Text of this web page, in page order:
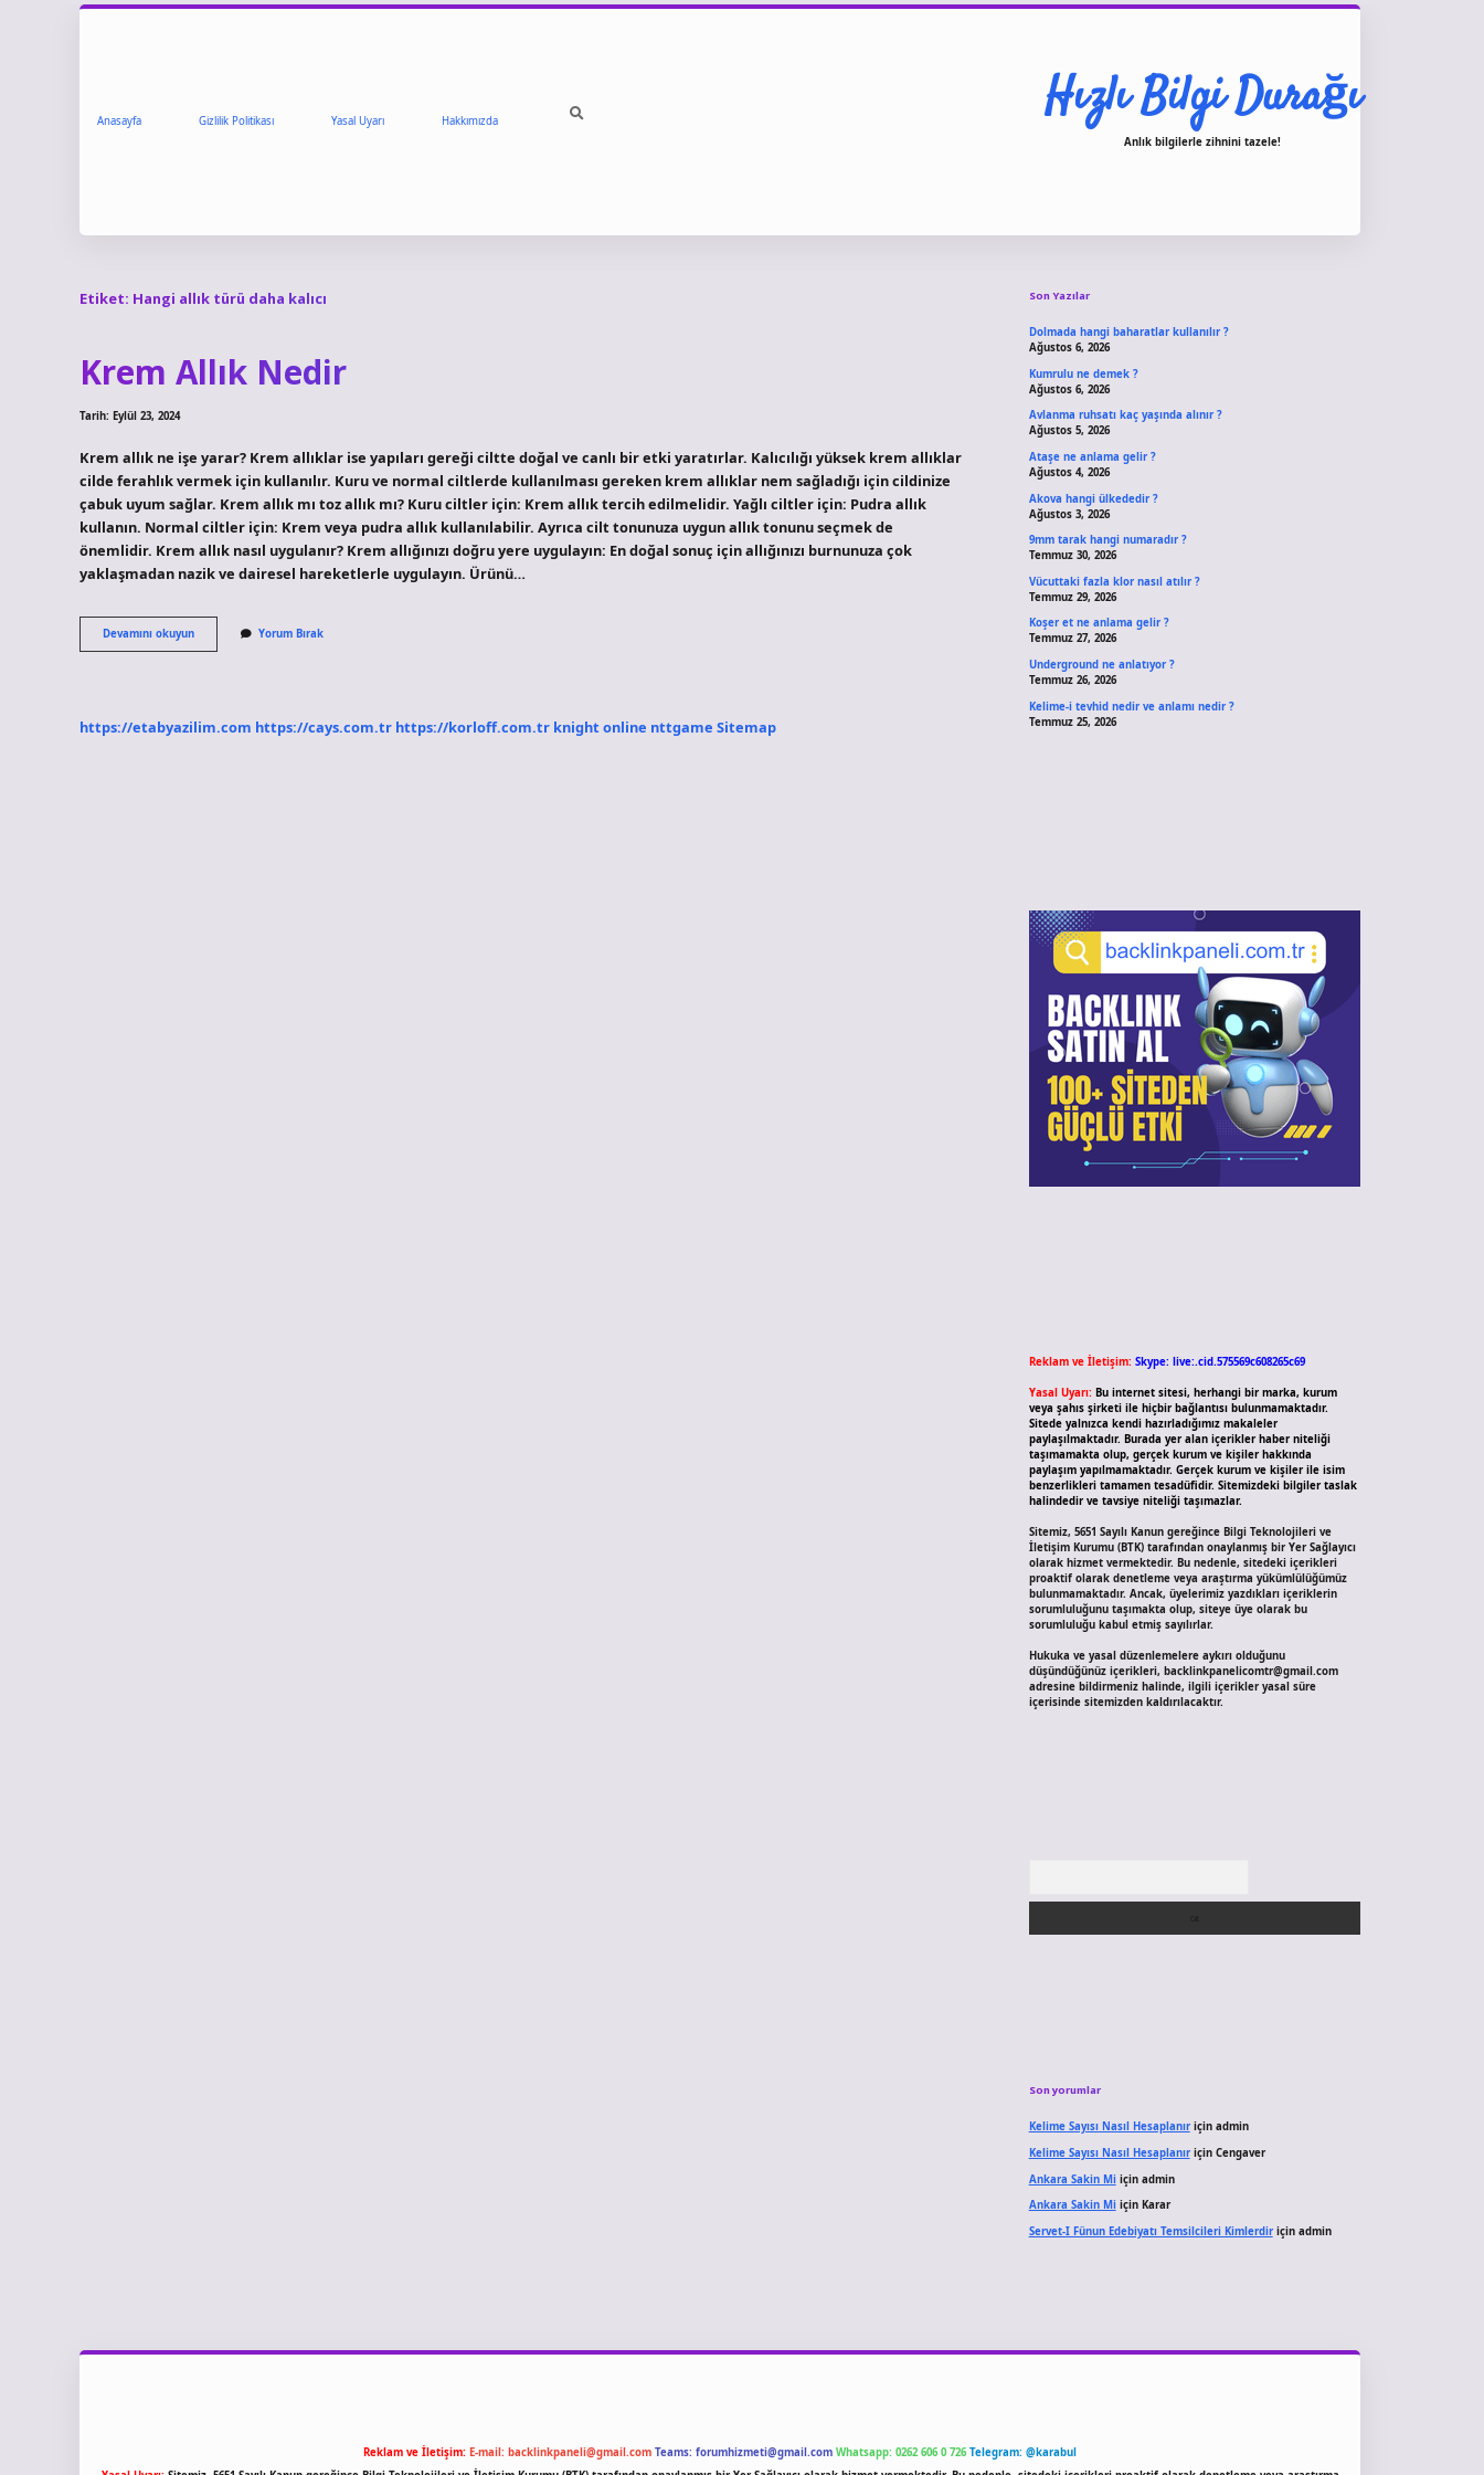
Anasayfa Gizlilik Politikası Yasal Uyarı Hakkımızda Hızlı Bilgi Durağı
Anlık bilgilerle zihnini tazele!
Etiket: Hangi allık türü daha kalıcı
Krem Allık Nedir
Tarih: Eylül 23, 2024
Krem allık ne işe yarar? Krem allıklar ise yapıları gereği ciltte doğal ve canlı bir etki yaratırlar. Kalıcılığı yüksek krem ​​allıklar
cilde ferahlık vermek için kullanılır. Kuru ve normal ciltlerde kullanılması gereken krem ​​allıklar nem sağladığı için cildinize
çabuk uyum sağlar. Krem allık mı toz allık mı? Kuru ciltler için: Krem allık tercih edilmelidir. Yağlı ciltler için: Pudra allık
kullanın. Normal ciltler için: Krem veya pudra allık kullanılabilir. Ayrıca cilt tonunuza uygun allık tonunu seçmek de
önemlidir. Krem allık nasıl uygulanır? Krem allığınızı doğru yere uygulayın: En doğal sonuç için allığınızı burnunuza çok
yaklaşmadan nazik ve dairesel hareketlerle uygulayın. Ürünü…
Devamını okuyunKrem
Allık
Yorum Bırak
https://etabyazilim.com https://cays.com.tr https://korloff.com.tr knight online nttgame Sitemap
Son Yazılar
Dolmada hangi baharatlar kullanılır ?
Ağustos 6, 2026
Kumrulu ne demek ?
Ağustos 6, 2026
Avlanma ruhsatı kaç yaşında alınır ?
Ağustos 5, 2026
Ataşe ne anlama gelir ?
Ağustos 4, 2026
Akova hangi ülkededir ?
Ağustos 3, 2026
9mm tarak hangi numaradır ?
Temmuz 30, 2026
Vücuttaki fazla klor nasıl atılır ?
Temmuz 29, 2026
Koşer et ne anlama gelir ?
Temmuz 27, 2026
Underground ne anlatıyor ?
Temmuz 26, 2026
Kelime-i tevhid nedir ve anlamı nedir ?
Temmuz 25, 2026
Reklam ve İletişim: Skype: live:.cid.575569c608265c69
Yasal Uyarı: Bu internet sitesi, herhangi bir marka, kurum
veya şahıs şirketi ile hiçbir bağlantısı bulunmamaktadır.
Sitede yalnızca kendi hazırladığımız makaleler
paylaşılmaktadır. Burada yer alan içerikler haber niteliği
taşımamakta olup, gerçek kurum ve kişiler hakkında
paylaşım yapılmamaktadır. Gerçek kurum ve kişiler ile isim
benzerlikleri tamamen tesadüfidir. Sitemizdeki bilgiler taslak
halindedir ve tavsiye niteliği taşımazlar.
Sitemiz, 5651 Sayılı Kanun gereğince Bilgi Teknolojileri ve
İletişim Kurumu (BTK) tarafından onaylanmış bir Yer Sağlayıcı
olarak hizmet vermektedir. Bu nedenle, sitedeki içerikleri
proaktif olarak denetleme veya araştırma yükümlülüğümüz
bulunmamaktadır. Ancak, üyelerimiz yazdıkları içeriklerin
sorumluluğunu taşımakta olup, siteye üye olarak bu
sorumluluğu kabul etmiş sayılırlar.
Hukuka ve yasal düzenlemelere aykırı olduğunu
düşündüğünüz içerikleri, backlinkpanelicomtr@gmail.com
adresine bildirmeniz halinde, ilgili içerikler yasal süre
içerisinde sitemizden kaldırılacaktır.
Son yorumlar
Kelime Sayısı Nasıl Hesaplanıriçin admin
Kelime Sayısı Nasıl Hesaplanıriçin Cengaver
Ankara Sakin Miiçin admin
Ankara Sakin Miiçin Karar
Servet-I Fünun Edebiyatı Temsilcileri Kimlerdiriçin admin
Reklam ve İletişim: E-mail: backlinkpaneli@gmail.com Teams: forumhizmeti@gmail.com Whatsapp: 0262 606 0 726 Telegram: @karabul